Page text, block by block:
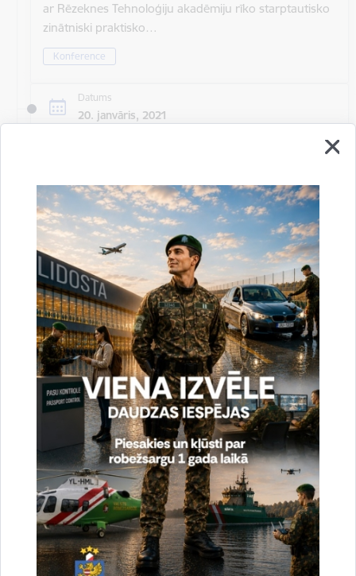
ar Rēzeknes Tehnoloģiju akadēmiju rīko starptautisko
zinātniski praktisko…
Konference
Datums
20. janvāris, 2021
Atrašanās vieta
Ziedu nolikšana II Meža kapos un pie
Brīvības pieminekļa
Valsts robežsardzes priekšnieka vietnieks noliks ziedus
II Meža kapos un pie Brīvības pieminekļa par godu
1991. gada…
Atceres pasākums
Datums